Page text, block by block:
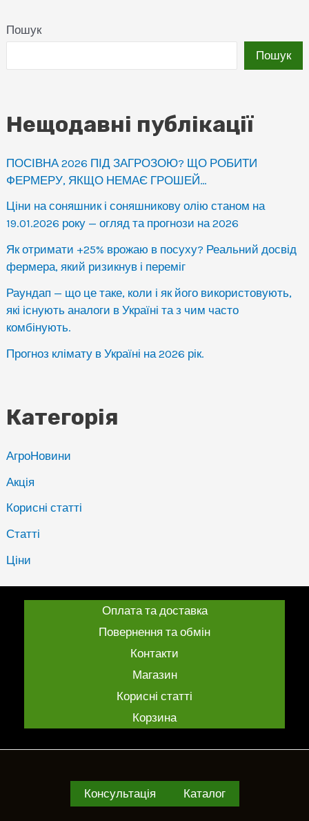
Пошук
Пошук
Нещодавні публікації
ПОСІВНА 2026 ПІД ЗАГРОЗОЮ? ЩО РОБИТИ
ФЕРМЕРУ, ЯКЩО НЕМАЄ ГРОШЕЙ…
Ціни на соняшник і соняшникову олію станом на
19.01.2026 року — огляд та прогнози на 2026
Як отримати +25% врожаю в посуху? Реальний досвід
фермера, який ризикнув і переміг
Раундап — що це таке, коли і як його використовують,
які існують аналоги в Україні та з чим часто
комбінують.
Прогноз клімату в Україні на 2026 рік.
Категорія
АгроНовини
Акція
Корисні статті
Статті
Ціни
Оплата та доставка
Повернення та обмін
Контакти
Магазин
Корисні статті
Корзина
Консультація Каталог